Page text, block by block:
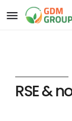
RSE &